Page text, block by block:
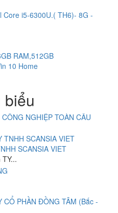
Core i5-6300U.( TH6)- 8G -
RAM,512GB
10 Home
16GB/512GB SSD,13.3
i5-4460.( TH4) RAM 4G-
i3-4160.( TH4) RAM 4G-
biểu
NGHIỆP TOÀN CẦU
SCANSIA VIET